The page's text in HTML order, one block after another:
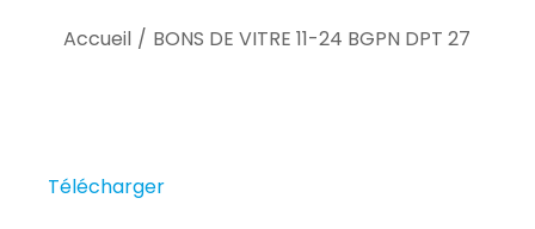
Accueil / BONS DE VITRE 11-24 BGPN DPT 27
Télécharger